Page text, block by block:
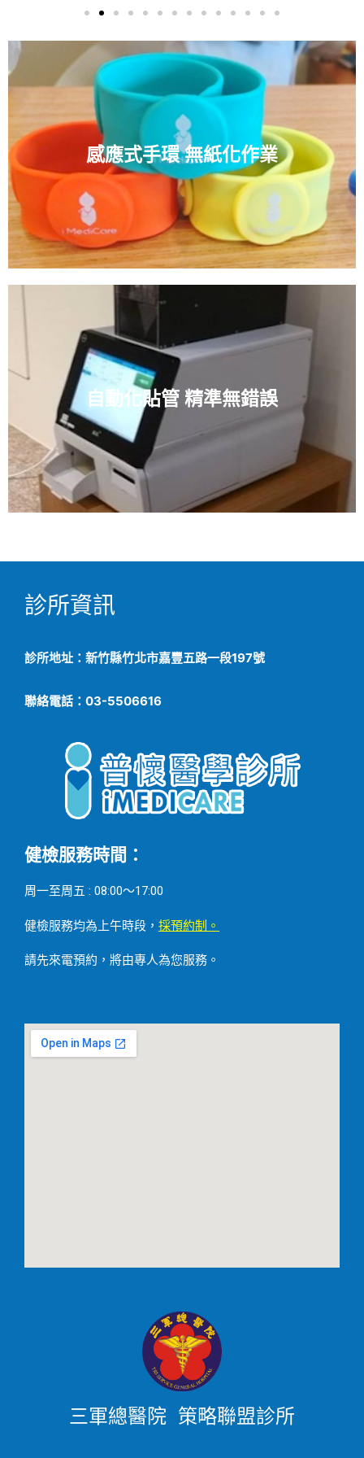
感應式手環 無紙化作業
自動化貼管 精準無錯誤
診所資訊
診所地址：新竹縣竹北市嘉豐五路一段197號
聯絡電話：03-5506616
健檢服務時間：
周一至周五 : 08:00～17:00
健檢服務均為上午時段， 採預約制。
請先來電預約，將由專人為您服務。
三軍總醫院 策略聯盟診所